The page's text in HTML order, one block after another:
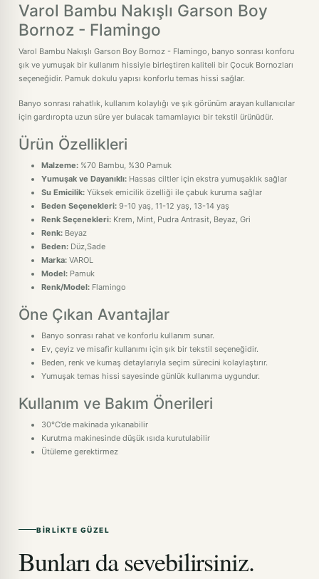
Varol Bambu Nakışlı Garson Boy
Bornoz - Flamingo
Varol Bambu Nakışlı Garson Boy Bornoz - Flamingo, banyo sonrası konforu
şık ve yumuşak bir kullanım hissiyle birleştiren kaliteli bir Çocuk Bornozları
seçeneğidir. Pamuk dokulu yapısı konforlu temas hissi sağlar.
Banyo sonrası rahatlık, kullanım kolaylığı ve şık görünüm arayan kullanıcılar
için gardıropta uzun süre yer bulacak tamamlayıcı bir tekstil ürünüdür.
Ürün Özellikleri
Malzeme: %70 Bambu, %30 Pamuk
Yumuşak ve Dayanıklı: Hassas ciltler için ekstra yumuşaklık sağlar
Su Emicilik: Yüksek emicilik özelliği ile çabuk kuruma sağlar
Beden Seçenekleri: 9-10 yaş, 11-12 yaş, 13-14 yaş
Renk Seçenekleri: Krem, Mint, Pudra Antrasit, Beyaz, Gri
Renk: Beyaz
Beden: Düz,Sade
Marka: VAROL
Model: Pamuk
Renk/Model: Flamingo
Öne Çıkan Avantajlar
Banyo sonrası rahat ve konforlu kullanım sunar.
Ev, çeyiz ve misafir kullanımı için şık bir tekstil seçeneğidir.
Beden, renk ve kumaş detaylarıyla seçim sürecini kolaylaştırır.
Yumuşak temas hissi sayesinde günlük kullanıma uygundur.
Kullanım ve Bakım Önerileri
30°C’de makinada yıkanabilir
Kurutma makinesinde düşük ısıda kurutulabilir
Ütüleme gerektirmez
BIRLIKTE GÜZEL
Bunları da sevebilirsiniz.